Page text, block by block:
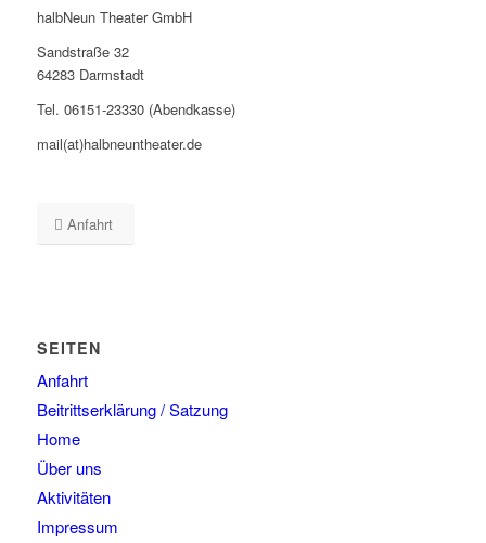
halbNeun Theater GmbH
Sandstraße 32
64283 Darmstadt
Tel. 06151-23330 (Abendkasse)
mail(at)halbneuntheater.de
Anfahrt
SEITEN
Anfahrt
Beitrittserklärung / Satzung
Home
Über uns
Aktivitäten
Impressum